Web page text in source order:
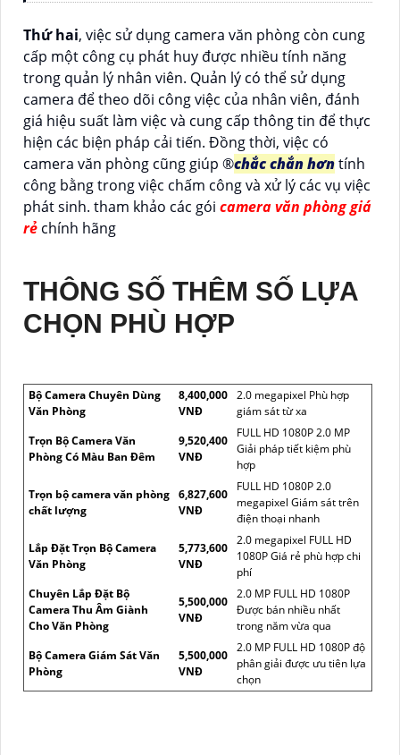
Thứ hai, việc sử dụng camera văn phòng còn cung
cấp một công cụ phát huy được nhiều tính năng
trong quản lý nhân viên. Quản lý có thể sử dụng
camera để theo dõi công việc của nhân viên, đánh
giá hiệu suất làm việc và cung cấp thông tin để thực
hiện các biện pháp cải tiến. Đồng thời, việc có
camera văn phòng cũng giúp ®️chắc chắn hơntính
công bằng trong việc chấm công và xử lý các vụ việc
phát sinh. tham khảo các gói camera văn phòng giá
rẻ chính hãng
THÔNG SỐ THÊM SỐ LỰA
CHỌN PHÙ HỢP
Bộ Camera Chuyên Dùng
Văn Phòng
8,400,000
VNĐ
2.0 megapixel Phù hợp
giám sát từ xa
Trọn Bộ Camera Văn
Phòng Có Màu Ban Đêm
9,520,400
VNĐ
FULL HD 1080P 2.0 MP
Giải pháp tiết kiệm phù
hợp
Trọn bộ camera văn phòng
chất lượng
6,827,600
VNĐ
FULL HD 1080P 2.0
megapixel Giám sát trên
điện thoại nhanh
Lắp Đặt Trọn Bộ Camera
Văn Phòng
5,773,600
VNĐ
2.0 megapixel FULL HD
1080P Giá rẻ phù hợp chi
phí
Chuyên Lắp Đặt Bộ
Camera Thu Âm Giành
Cho Văn Phòng
5,500,000
VNĐ
2.0 MP FULL HD 1080P
Được bán nhiều nhất
trong năm vừa qua
Bộ Camera Giám Sát Văn
Phòng
5,500,000
VNĐ
2.0 MP FULL HD 1080P độ
phân giải được ưu tiên lựa
chọn